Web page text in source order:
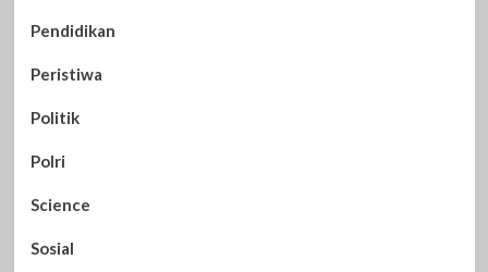
Pendidikan
Peristiwa
Politik
Polri
Science
Sosial